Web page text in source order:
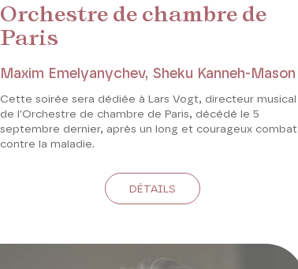
Orchestre de chambre de
Paris
Maxim Emelyanychev, Sheku Kanneh-Mason
Cette soirée sera dédiée à Lars Vogt, directeur musical
de l'Orchestre de chambre de Paris, décédé le 5
septembre dernier, après un long et courageux combat
contre la maladie.
DÉTAILS